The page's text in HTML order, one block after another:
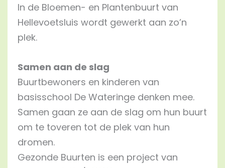
In de Bloemen- en Plantenbuurt van
Hellevoetsluis wordt gewerkt aan zo’n
plek.
Samen aan de slag
Buurtbewoners en kinderen van
basisschool De Wateringe denken mee.
Samen gaan ze aan de slag om hun buurt
om te toveren tot de plek van hun
dromen.
Gezonde Buurten is een project van